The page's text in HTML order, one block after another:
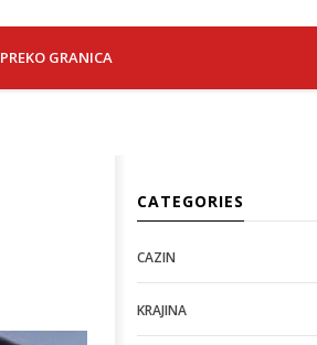
PREKO GRANICA
CATEGORIES
CAZIN
KRAJINA